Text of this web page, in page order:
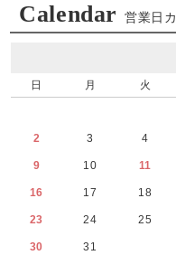
Calendar 営業日
日 月 火
2 3 4
9 10 11
16 17 18
23 24 25
30 31